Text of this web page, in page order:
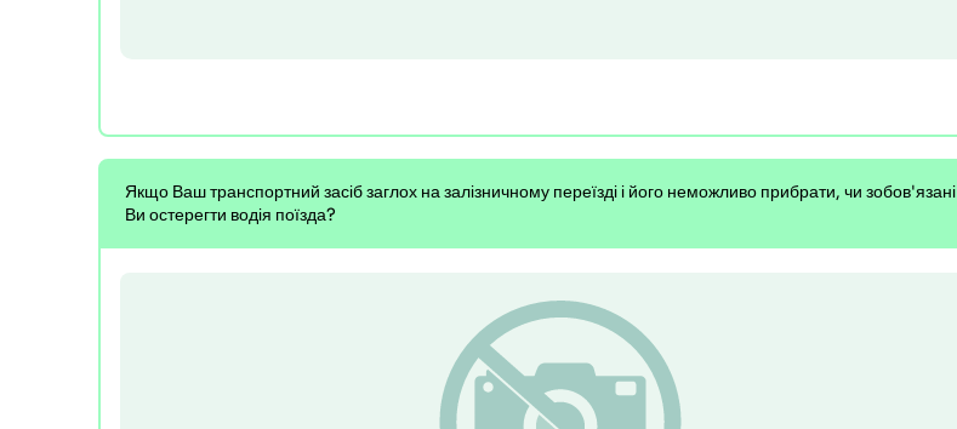
Якщо Ваш транспортний засіб заглох на залізничному переїзді і його неможливо прибрати, чи зобов'язані
Ви остерегти водія поїзда?